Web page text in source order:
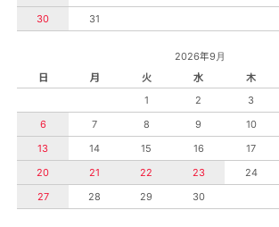
30
31
2026年9月
日
月 火 水 木
1
2 3
6
7 8 9 10
13
14 15 16 17
20
21 22 23 24
27
28 29 30